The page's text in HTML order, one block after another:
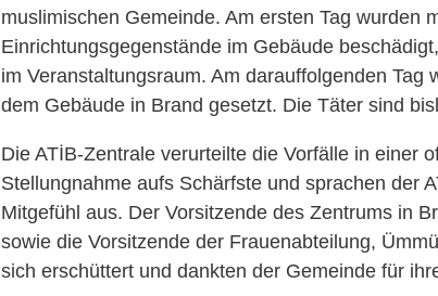
muslimischen Gemeinde. Am ersten Tag wurden
Einrichtungsgegenstände im Gebäude
im Veranstaltungsraum. Am darauffolgenden Tag
dem Gebäude in Brand gesetzt. Die Täter sind
Die ATİB-Zentrale verurteilte die Vorfälle in einer
Stellungnahme aufs Schärfste und sprachen der
Mitgefühl aus. Der Vorsitzende des Zentrums in
sowie die Vorsitzende der Frauenabteilung,
sich erschüttert und dankten der Gemeinde für